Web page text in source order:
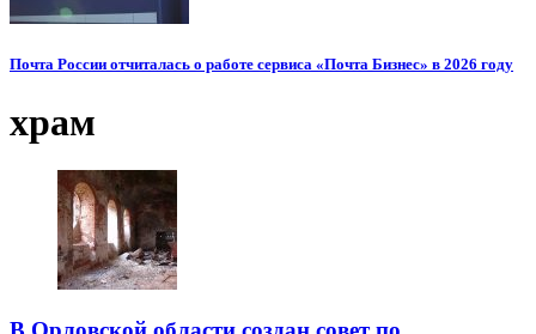
Почта России отчиталась о работе сервиса «Почта Бизнес» в 2026 году
храм